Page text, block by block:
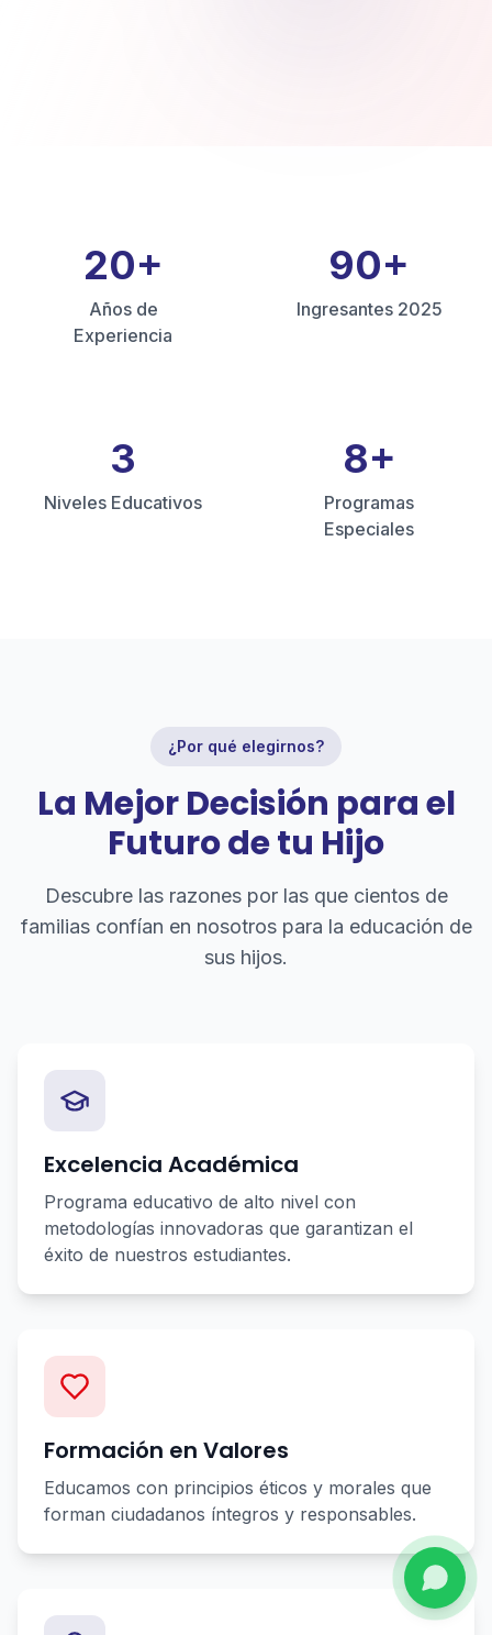
20+
Años de
Experiencia
90+
Ingresantes 2025
3
Niveles Educativos
8+
Programas
Especiales
¿Por qué elegirnos?
La Mejor Decisión para el
Futuro de tu Hijo
Descubre las razones por las que cientos de
familias confían en nosotros para la educación de
sus hijos.
Excelencia Académica
Programa educativo de alto nivel con
metodologías innovadoras que garantizan el
éxito de nuestros estudiantes.
Formación en Valores
Educamos con principios éticos y morales que
forman ciudadanos íntegros y responsables.